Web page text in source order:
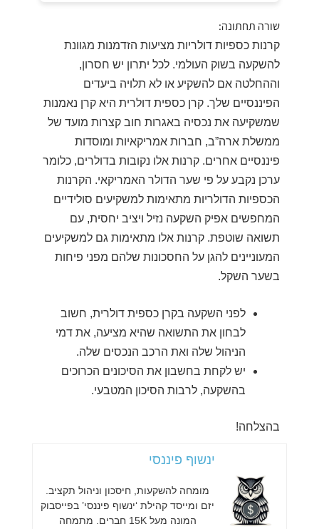
שורה תחתונה:
קרנות כספיות דולריות מציעות הזדמנות מגוונת
להשקעה בשוק העולמי. לכל יתרון יש חסרון,
וההחלטה אם להשקיע או לא תלויה ביעדים
הפיננסיים שלך. קרן כספית דולרית היא קרן נאמנות
שמשקיעה את נכסיה באגרות חוב קצרות מועד של
ממשלת ארה”ב, חברות אמריקאיות ומוסדות
פיננסיים אחרים. קרנות אלו נקובות בדולרים, כלומר
ערכן נקבע על פי שער הדולר האמריקאי. הקרנות
הכספיות הדולריות מתאימות למשקיעים סולידיים
המחפשים אפיק השקעה נזיל ויציב יחסית, עם
תשואה שוטפת. קרנות אלו מתאימות גם למשקיעים
המעוניינים להגן על החסכונות שלהם מפני פיחות
בשער השקל.
לפני השקעה בקרן כספית דולרית, חשוב
לבחון את התשואה שהיא מציעה, את דמי
הניהול שלה ואת הרכב הנכסים שלה.
יש לקחת בחשבון את הסיכונים הכרוכים
בהשקעה, לרבות הסיכון המטבעי.
בהצלחה!
ינשוף פיננסי
מומחה להשקעות, חיסכון וניהול תקציב.
יזם ומייסד קהילת ‘ינשוף פיננסי’ בפייסבוק
המונה מעל 15K חברים. מתמחה